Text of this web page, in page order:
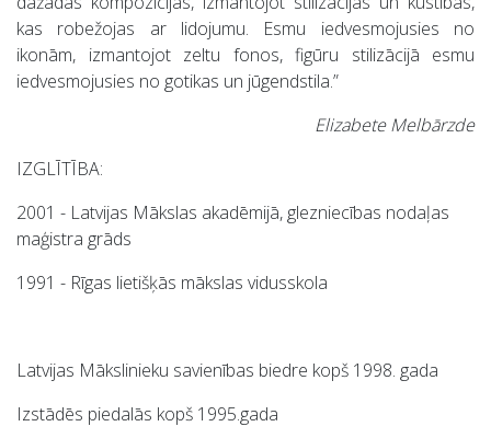
kas robežojas ar lidojumu. Esmu iedvesmojusies no
ikonām, izmantojot zeltu fonos, figūru stilizācijā esmu
iedvesmojusies no gotikas un jūgendstila.”
Elizabete Melbārzde
IZGLĪTĪBA:
2001 - Latvijas Mākslas akadēmijā, glezniecības nodaļas
maģistra grāds
1991 - Rīgas lietišķās mākslas vidusskola
Latvijas Mākslinieku savienības biedre kopš 1998. gada
Izstādēs piedalās kopš 1995.gada